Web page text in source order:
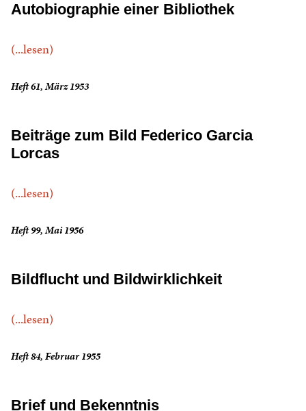
Autobiographie einer Bibliothek
(...lesen)
Heft 61, März 1953
Beiträge zum Bild Federico Garcia
Lorcas
(...lesen)
Heft 99, Mai 1956
Bildflucht und Bildwirklichkeit
(...lesen)
Heft 84, Februar 1955
Brief und Bekenntnis